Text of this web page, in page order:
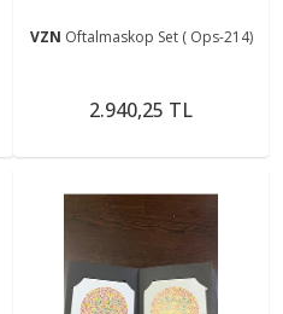
VZN Oftalmaskop Set ( Ops-214)
2.940,25 TL